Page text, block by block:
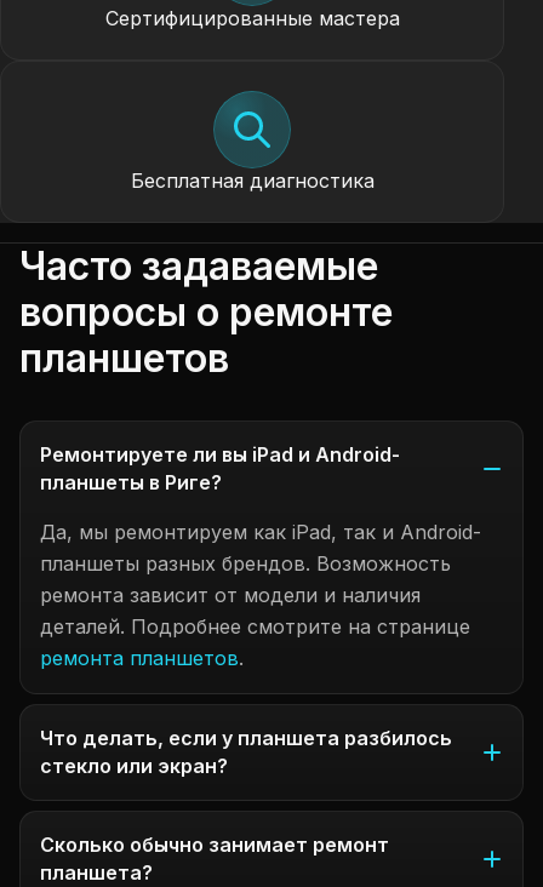
Сертифицированные мастера
Бесплатная диагностика
Часто задаваемые
вопросы о ремонте
планшетов
Ремонтируете ли вы iPad и Android-
планшеты в Риге?
Да, мы ремонтируем как iPad, так и Android-
планшеты разных брендов. Возможность
ремонта зависит от модели и наличия
деталей. Подробнее смотрите на странице
ремонта планшетов.
Что делать, если у планшета разбилось
стекло или экран?
Сколько обычно занимает ремонт
планшета?